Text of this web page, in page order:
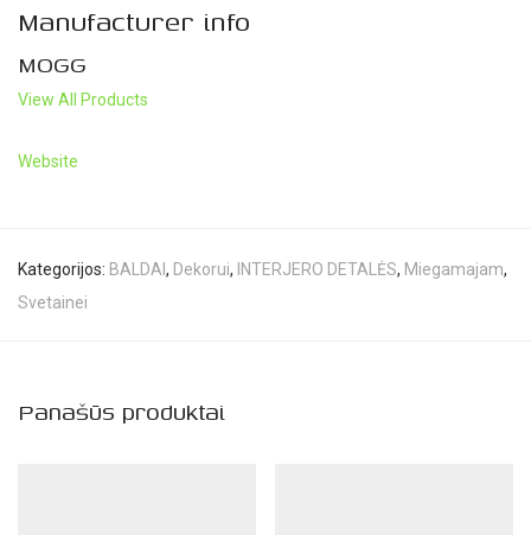
Manufacturer info
MOGG
View All Products
Website
Kategorijos: BALDAI , Dekorui, INTERJERO DETALĖS, Miegamajam,
Svetainei
Panašūs produktai